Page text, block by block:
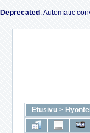
Deprecated : Automatic
Etusivu >